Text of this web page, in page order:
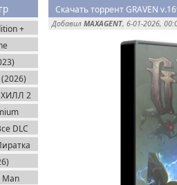
+
ХИЛЛ 2
DLC
Man
Скачать торрент GRAVEN
Добавил MAXAGENT, 6-01-2026,